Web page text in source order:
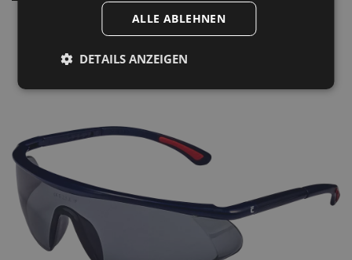
ALLE ABLEHNEN
DETAILS ANZEIGEN